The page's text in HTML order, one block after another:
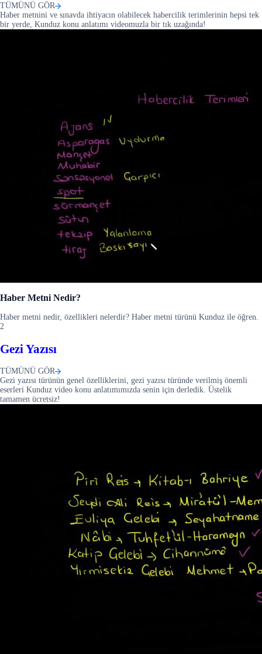
TÜMÜNÜ GÖR
Haber metnini ve sınavda ihtiyacın olabilecek habercilik terimlerinin hepsi tek
bir yerde, Kunduz konu anlatımı videomuzla bir tık uzağında!
Haber Metni Nedir?
Haber metni nedir, özellikleri nelerdir? Haber metni türünü Kunduz ile öğren.
2
Gezi Yazısı
TÜMÜNÜ GÖR
Gezi yazısı türünün genel özelliklerini, gezi yazısı türünde verilmiş önemli
eserleri Kunduz video konu anlatımımızda senin için derledik. Üstelik
tamamen ücretsiz!